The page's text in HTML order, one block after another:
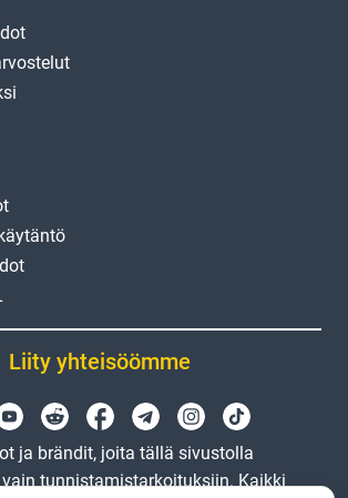
Liity yhteisöömme
ja brändit, joita tällä sivustolla
tunnistamistarkoituksiin. Kaikki